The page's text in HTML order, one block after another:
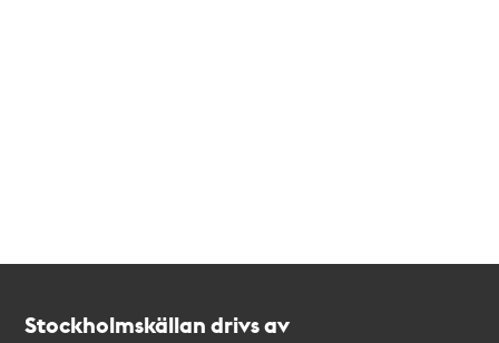
Stockholmskällan drivs av